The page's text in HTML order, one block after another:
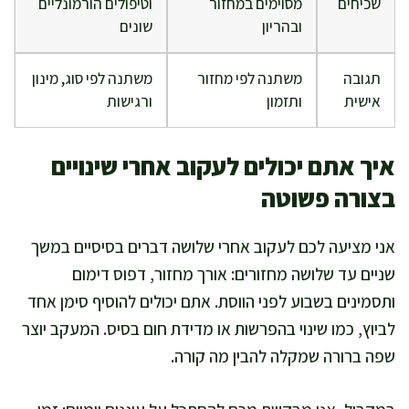
ובהריון
שונים
תגובה
אישית
משתנה לפי מחזור
ותזמון
משתנה לפי סוג, מינון
ורגישות
איך אתם יכולים לעקוב אחרי שינויים
בצורה פשוטה
אני מציעה לכם לעקוב אחרי שלושה דברים בסיסיים במשך
שניים עד שלושה מחזורים: אורך מחזור, דפוס דימום
ותסמינים בשבוע לפני הווסת. אתם יכולים להוסיף סימן אחד
לביוץ, כמו שינוי בהפרשות או מדידת חום בסיס. המעקב יוצר
שפה ברורה שמקלה להבין מה קורה.